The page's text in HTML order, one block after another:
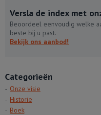
Versla de index met
Beoordeel eenvoudig welke
beste bij u past.
Bekijk ons aanbod!
Categorieën
Onze visie
Historie
Boek